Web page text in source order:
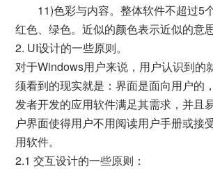
11)色彩与内容。整体软件不超过5
红色、绿色。近似的颜色表示近似的意思
2. UI设计的一些原则。
对于Windows用户来说，用户认识到的
须看到的现实就是：界面是面向用户的
发者开发的应用软件满足其需求，并且
户界面使得用户不用阅读用户手册或接
用软件。
2.1 交互设计的一些原则：